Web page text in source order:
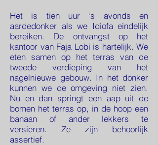
Het is tien uur ‘s avonds en
aardedonker als we Idiofa eindelijk
bereiken. De ontvangst op het
kantoor van Faja Lobi is hartelijk. We
eten samen op het terras van de
tweede verdieping van het
nagelnieuwe gebouw. In het donker
kunnen we de omgeving niet zien.
Nu en dan springt een aap uit de
bomen het terras op, in de hoop een
banaan of ander lekkers te
versieren. Ze zijn behoorlijk
assertief.